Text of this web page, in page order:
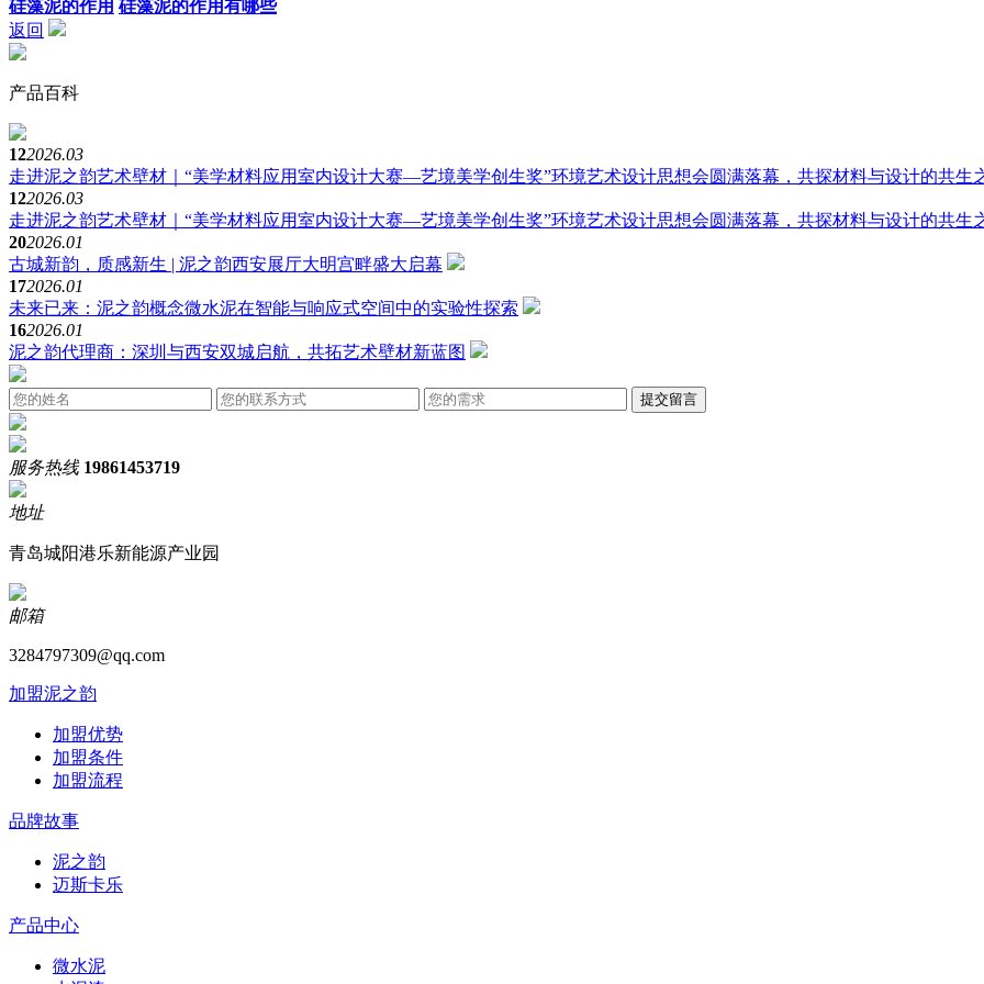
硅藻泥的作用 硅藻泥的作用有哪些
返回
产品百科
122026.03
走进泥之韵艺术壁材｜“美学材料应用室内设计大赛—艺境美学创生奖”环境艺术设计思想会圆满落幕，共探材料与设计的共生
122026.03
走进泥之韵艺术壁材｜“美学材料应用室内设计大赛—艺境美学创生奖”环境艺术设计思想会圆满落幕，共探材料与设计的共生
202026.01
古城新韵，质感新生 | 泥之韵西安展厅大明宫畔盛大启幕
172026.01
未来已来：泥之韵概念微水泥在智能与响应式空间中的实验性探索
162026.01
泥之韵代理商：深圳与西安双城启航，共拓艺术壁材新蓝图
服务热线 19861453719
地址
青岛城阳港乐新能源产业园
邮箱
3284797309@qq.com
加盟泥之韵
加盟优势
加盟条件
加盟流程
品牌故事
泥之韵
迈斯卡乐
产品中心
微水泥